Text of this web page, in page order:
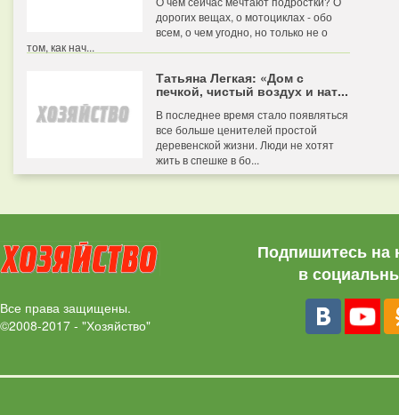
дорогих вещах, о мотоциклах - обо
всем, о чем угодно, но только не о
том, как нач...
Татьяна Легкая: «Дом с
печкой, чистый воздух и нат...
В последнее время стало появляться
все больше ценителей простой
деревенской жизни. Люди не хотят
жить в спешке в бо...
Все права защищены.
©2008-2017 - "Хозяйство"
Подпишитесь на
в